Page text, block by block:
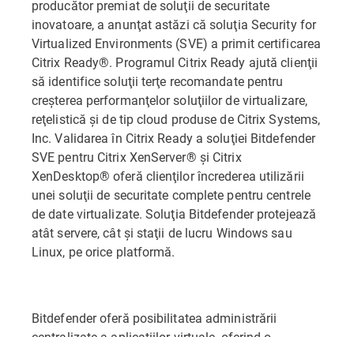
producător premiat de soluţii de securitate
inovatoare, a anunţat astăzi că soluţia Security for
Virtualized Environments (SVE) a primit certificarea
Citrix Ready®. Programul Citrix Ready ajută clienţii
să identifice soluţii terţe recomandate pentru
creşterea performanţelor soluţiilor de virtualizare,
reţelistică şi de tip cloud produse de Citrix Systems,
Inc. Validarea în Citrix Ready a soluţiei Bitdefender
SVE pentru Citrix XenServer® şi Citrix
XenDesktop® oferă clienţilor încrederea utilizării
unei soluţii de securitate complete pentru centrele
de date virtualizate. Soluţia Bitdefender protejează
atât servere, cât şi staţii de lucru Windows sau
Linux, pe orice platformă.
Bitdefender oferă posibilitatea administrării